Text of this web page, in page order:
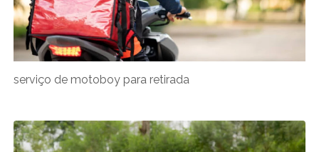
serviço de motoboy para retirada